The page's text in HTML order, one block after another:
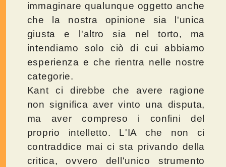
immaginare qualunque oggetto anche
che la nostra opinione sia l'unica
giusta e l'altro sia nel torto, ma
intendiamo solo ciò di cui abbiamo
esperienza e che rientra nelle nostre
categorie.
Kant ci direbbe che avere ragione
non significa aver vinto una disputa,
ma aver compreso i confini del
proprio intelletto. L'IA che non ci
contraddice mai ci sta privando della
critica, ovvero dell'unico strumento